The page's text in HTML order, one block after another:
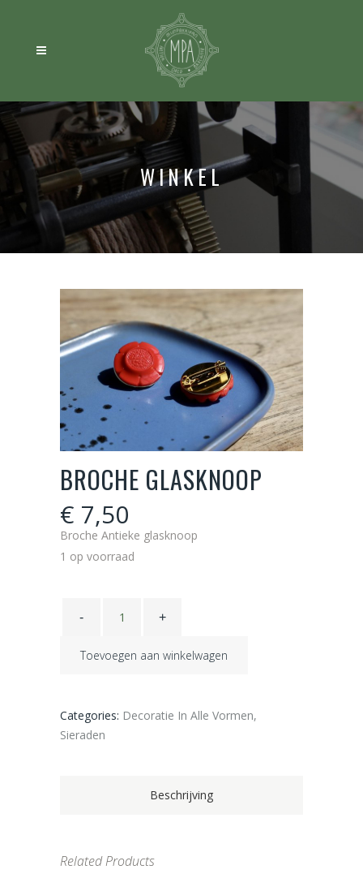
WINKEL
BROCHE GLASKNOOP
€ 7,50
Broche Antieke glasknoop
1 op voorraad
Toevoegen aan winkelwagen
Categories: Decoratie In Alle Vormen,
Sieraden
Beschrijving
Related Products